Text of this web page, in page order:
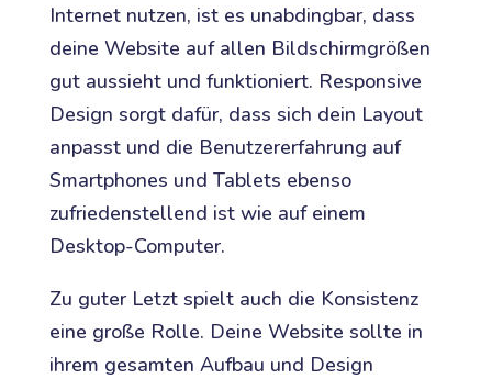
Internet nutzen, ist es unabdingbar, dass
deine Website auf allen Bildschirmgrößen
gut aussieht und funktioniert. Responsive
Design sorgt dafür, dass sich dein Layout
anpasst und die Benutzererfahrung auf
Smartphones und Tablets ebenso
zufriedenstellend ist wie auf einem
Desktop-Computer.
Zu guter Letzt spielt auch die Konsistenz
eine große Rolle. Deine Website sollte in
ihrem gesamten Aufbau und Design